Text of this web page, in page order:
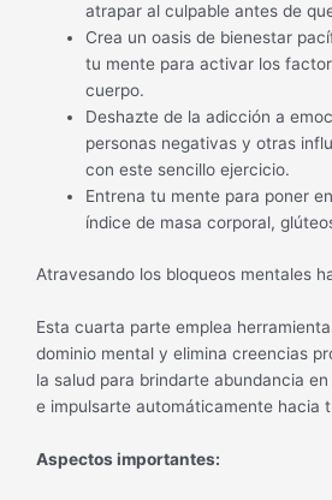
atrapar al culpable antes de
Crea un oasis de bienestar
tu mente para activar los
cuerpo.
Deshazte de la adicción a
personas negativas y otras
con este sencillo ejercicio.
Entrena tu mente para poner
índice de masa corporal,
Atravesando los bloqueos mentales
Esta cuarta parte emplea
dominio mental y elimina creencias
la salud para brindarte abundancia
e impulsarte automáticamente hacia
Aspectos importantes: